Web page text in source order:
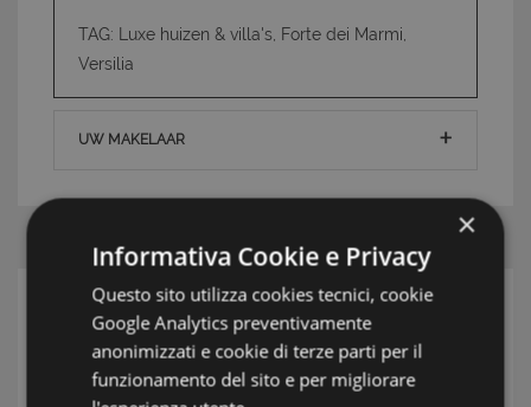
TAG: Luxe huizen & villa's, Forte dei Marmi,
Versilia
UW MAKELAAR
×
Informativa Cookie e Privacy
Questo sito utilizza cookies tecnici, cookie
Google Analytics preventivamente
anonimizzati e cookie di terze parti per il
funzionamento del sito e per migliorare